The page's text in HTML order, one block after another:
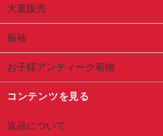
大量販売
振袖
お子様アンティーク着物
コンテンツを見る
返品について